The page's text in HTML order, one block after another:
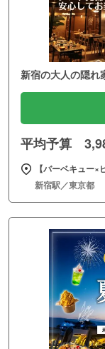
新宿の大人の隠れ
平均予算
【バーベキュー
新宿駅／東京都